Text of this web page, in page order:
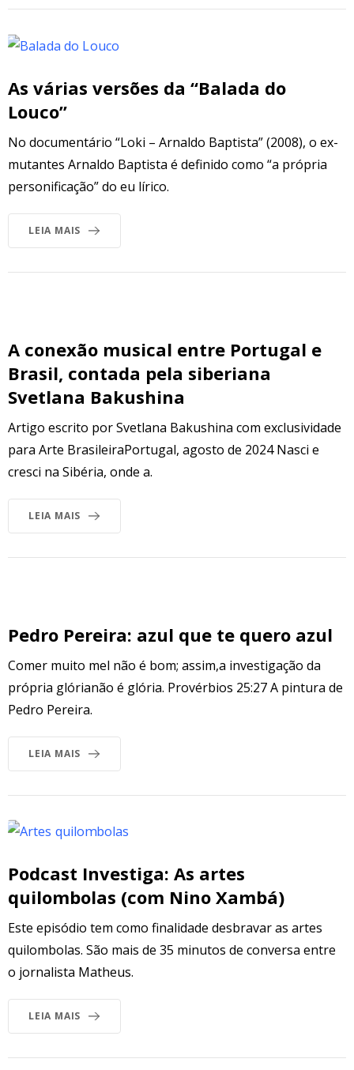
As várias versões da “Balada do
Louco”
No documentário “Loki – Arnaldo Baptista” (2008), o ex-
mutantes Arnaldo Baptista é definido como “a própria
personificação” do eu lírico.
LEIA MAIS
A conexão musical entre Portugal e
Brasil, contada pela siberiana
Svetlana Bakushina
Artigo escrito por Svetlana Bakushina com exclusividade
para Arte BrasileiraPortugal, agosto de 2024 Nasci e
cresci na Sibéria, onde a.
LEIA MAIS
Pedro Pereira: azul que te quero azul
Comer muito mel não é bom; assim,a investigação da
própria glórianão é glória. Provérbios 25:27 A pintura de
Pedro Pereira.
LEIA MAIS
Podcast Investiga: As artes
quilombolas (com Nino Xambá)
Este episódio tem como finalidade desbravar as artes
quilombolas. São mais de 35 minutos de conversa entre
o jornalista Matheus.
LEIA MAIS